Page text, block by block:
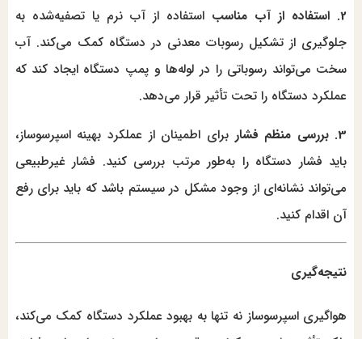
2. استفاده از آب مناسب
استفاده از آب نرم یا تصفیه‌شده به
جلوگیری از تشکیل رسوبات معدنی در دستگاه کمک می‌کند. آب
سخت می‌تواند رسوباتی را در لوله‌ها و پمپ دستگاه ایجاد کند که
عملکرد دستگاه را تحت تأثیر قرار می‌دهد.
3. بررسی منظم فشار
برای اطمینان از عملکرد بهینه اسپرسوساز،
باید فشار دستگاه را به‌طور مرتب بررسی کنید. فشار غیرطبیعی
می‌تواند نشانه‌ای از وجود مشکل در سیستم باشد که باید برای رفع
آن اقدام کنید.
نتیجه‌گیری
هواگیری اسپرسوساز نه تنها به بهبود عملکرد دستگاه کمک می‌کند،